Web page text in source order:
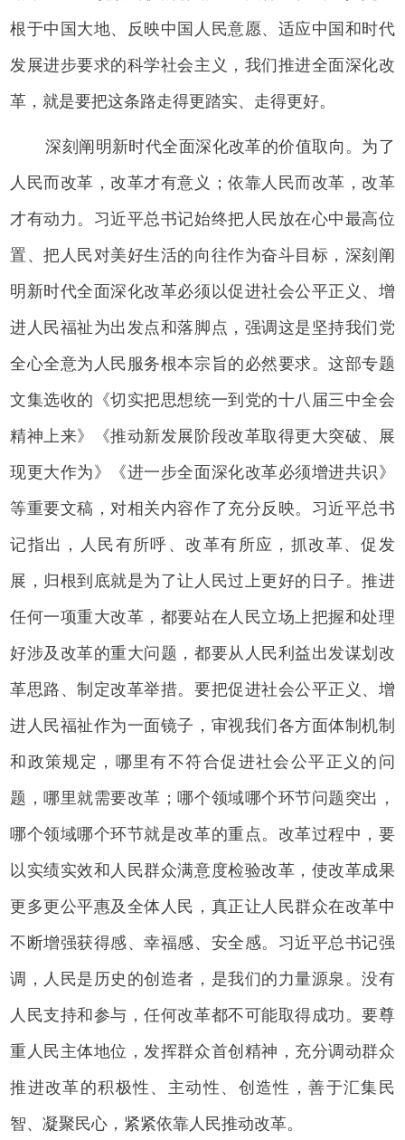
根于中国大地、反映中国人民意愿、适应中国和时代
发展进步要求的科学社会主义，我们推进全面深化改
革，就是要把这条路走得更踏实、走得更好。
深刻阐明新时代全面深化改革的价值取向。为了
人民而改革，改革才有意义；依靠人民而改革，改革
才有动力。习近平总书记始终把人民放在心中最高位
置、把人民对美好生活的向往作为奋斗目标，深刻阐
明新时代全面深化改革必须以促进社会公平正义、增
进人民福祉为出发点和落脚点，强调这是坚持我们党
全心全意为人民服务根本宗旨的必然要求。这部专题
文集选收的《切实把思想统一到党的十八届三中全会
精神上来》《推动新发展阶段改革取得更大突破、展
现更大作为》《进一步全面深化改革必须增进共识》
等重要文稿，对相关内容作了充分反映。习近平总书
记指出，人民有所呼、改革有所应，抓改革、促发
展，归根到底就是为了让人民过上更好的日子。推进
任何一项重大改革，都要站在人民立场上把握和处理
好涉及改革的重大问题，都要从人民利益出发谋划改
革思路、制定改革举措。要把促进社会公平正义、增
进人民福祉作为一面镜子，审视我们各方面体制机制
和政策规定，哪里有不符合促进社会公平正义的问
题，哪里就需要改革；哪个领域哪个环节问题突出，
哪个领域哪个环节就是改革的重点。改革过程中，要
以实绩实效和人民群众满意度检验改革，使改革成果
更多更公平惠及全体人民，真正让人民群众在改革中
不断增强获得感、幸福感、安全感。习近平总书记强
调，人民是历史的创造者，是我们的力量源泉。没有
人民支持和参与，任何改革都不可能取得成功。要尊
重人民主体地位，发挥群众首创精神，充分调动群众
推进改革的积极性、主动性、创造性，善于汇集民
智、凝聚民心，紧紧依靠人民推动改革。